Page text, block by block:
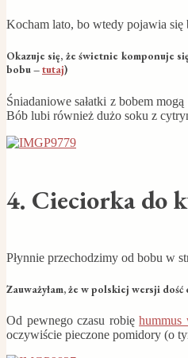
Kocham lato, bo wtedy pojawia się
Okazuje się, że świetnie komponuje
bobu –tutaj)
Śniadaniowe sałatki z bobem
Bób lubi również dużo soku z
4. Cieciorka do
Płynnie przechodzimy od bobu w
Zauważyłam, że w polskiej wersji
Od pewnego czasu robięhummus
oczywiście pieczone pomidory (o